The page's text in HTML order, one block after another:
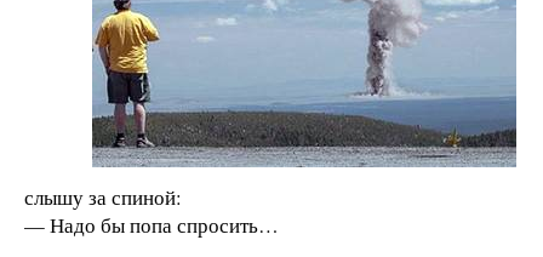
слышу за спиной:
— Надо бы попа спросить…